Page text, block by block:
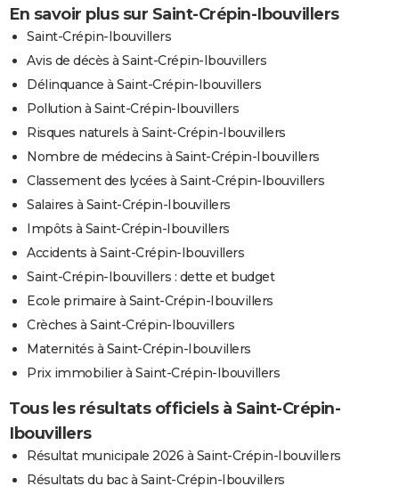
En savoir plus sur Saint-Crépin-Ibouvillers
Saint-Crépin-Ibouvillers
Avis de décès à Saint-Crépin-Ibouvillers
Délinquance à Saint-Crépin-Ibouvillers
Pollution à Saint-Crépin-Ibouvillers
Risques naturels à Saint-Crépin-Ibouvillers
Nombre de médecins à Saint-Crépin-Ibouvillers
Classement des lycées à Saint-Crépin-Ibouvillers
Salaires à Saint-Crépin-Ibouvillers
Impôts à Saint-Crépin-Ibouvillers
Accidents à Saint-Crépin-Ibouvillers
Saint-Crépin-Ibouvillers : dette et budget
Ecole primaire à Saint-Crépin-Ibouvillers
Crèches à Saint-Crépin-Ibouvillers
Maternités à Saint-Crépin-Ibouvillers
Prix immobilier à Saint-Crépin-Ibouvillers
Tous les résultats officiels à Saint-Crépin-
Ibouvillers
Résultat municipale 2026 à Saint-Crépin-Ibouvillers
Résultats du bac à Saint-Crépin-Ibouvillers